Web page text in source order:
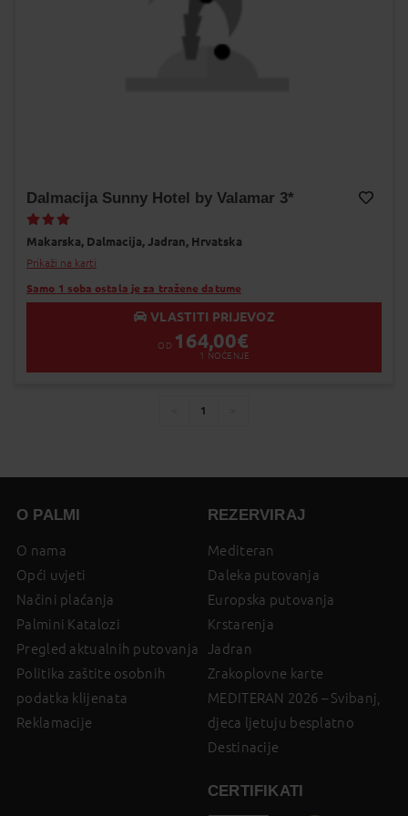
Dalmacija Sunny Hotel by Valamar 3*
Makarska, Dalmacija, Jadran, Hrvatska
Prikaži na karti
Samo 1 soba ostala je za tražene datume
VLASTITI PRIJEVOZ
OD 164,00€
1 NOĆENJE
You're
1
O PALMI
O nama
Opći uvjeti
Načini plaćanja
Palmini Katalozi
Pregled aktualnih putovanja
Politika zaštite osobnih
podatka klijenata
Reklamacije
REZERVIRAJ
Mediteran
Daleka putovanja
Europska putovanja
Krstarenja
Jadran
Zrakoplovne karte
MEDITERAN 2026 – Svibanj,
djeca ljetuju besplatno
Destinacije
CERTIFIKATI